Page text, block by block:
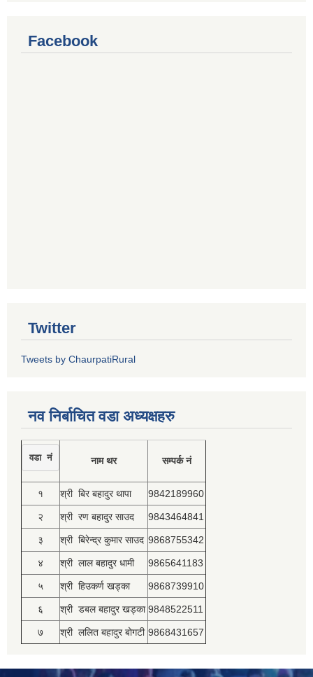
Facebook
Twitter
Tweets by ChaurpatiRural
नव निर्बाचित वडा अध्यक्षहरु
वडा नं नाम थर सम्पर्क नं
१ श्री बिर बहादुर थापा 9842189960
२ श्री रण बहादुर साउद 9843464841
३ श्री बिरेन्द्र कुमार साउद 9868755342
४ श्री लाल बहादुर धामी 9865641183
५ श्री हिउकर्ण खड्का 9868739910
६ श्री डबल बहादुर खड्का 9848522511
७ श्री ललित बहादुर बोगटी 9868431657